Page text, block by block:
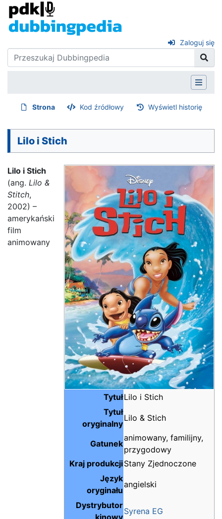
Zaloguj się
Strona Kod źródłowy Wyświetl historię
Lilo i Stich
TytułLilo i Stich
Tytuł
oryginalny
Lilo & Stich
Gatunek
animowany, familijny,
przygodowy
Kraj produkcjiStany Zjednoczone
Język
oryginału
angielski
Dystrybutor
kinowy
Syrena EG
Lilo i Stich
(ang. Lilo &
Stitch,
2002) –
amerykański
film
animowany